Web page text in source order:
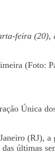
feira
(Foto:
Única
(RJ),
últimas